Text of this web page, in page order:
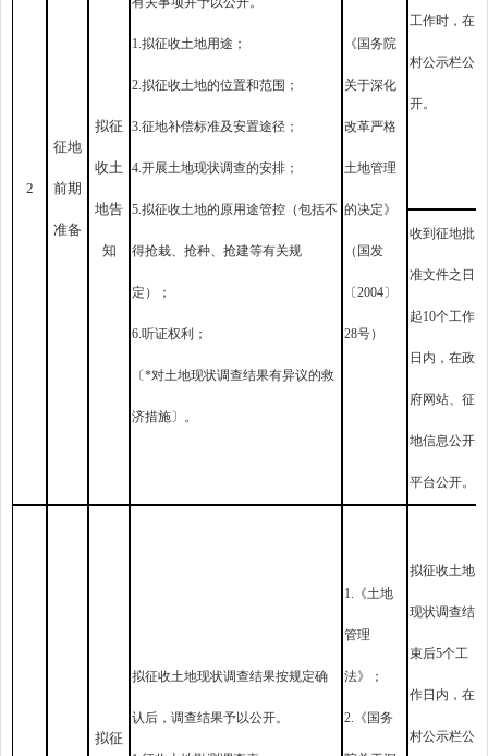
2
征地
前期
准备
拟征
收土
地告
知
1.拟征收土地用途；
2.拟征收土地的位置和范围；
3.征地补偿标准及安置途径；
4.开展土地现状调查的安排；
5.拟征收土地的原用途管控（包括不
得抢栽、抢种、抢建等有关规
定）；
6.听证权利；
〔*对土地现状调查结果有异议的救
济措施〕。
《国务院
关于深化
改革严格
土地管理
的决定》
（国发
〔2004〕
28号）
工作时，在
村公示栏公
开。
收到征地批
准文件之日
起10个工作
日内，在政
府网站、征
地信息公开
平台公开。
拟征
拟征收土地现状调查结果按规定确
认后，调查结果予以公开。
1.《土地
管理
法》；
2.《国务
拟征收土地
现状调查结
束后5个工
作日内，在
村公示栏公